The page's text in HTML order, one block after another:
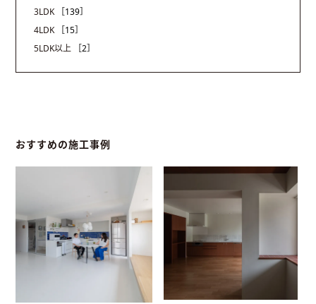
3LDK
［139］
4LDK
［15］
5LDK以上
［2］
おすすめの施工事例